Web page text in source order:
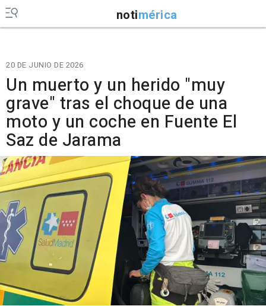
notimérica
20 DE JUNIO DE 2026
Un muerto y un herido "muy
grave" tras el choque de una
moto y un coche en Fuente El
Saz de Jarama